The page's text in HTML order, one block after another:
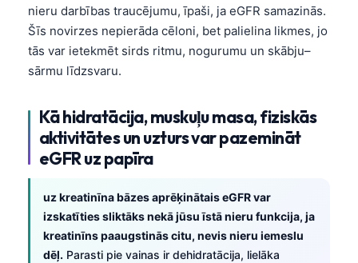
nieru darbības traucējumu, īpaši, ja eGFR samazinās.
Šīs novirzes nepierāda cēloni, bet palielina likmes, jo
tās var ietekmēt sirds ritmu, nogurumu un skābju–
sārmu līdzsvaru.
Kā hidratācija, muskuļu masa, fiziskās
aktivitātes un uzturs var pazemināt
eGFR uz papīra
uz kreatinīna bāzes aprēķinātais eGFR var
izskatīties sliktāks nekā jūsu īstā nieru funkcija, ja
kreatinīns paaugstinās citu, nevis nieru iemeslu
dēļ. Parasti pie vainas ir dehidratācija, lielāka
ગુજરાતી
ಕನ್ನಡ
മലയാളം
Bahasa Melayu
Tiếng Việt
Tagalog
ဗမာစာ
ភាសាខ្មែរ
Kiswahili